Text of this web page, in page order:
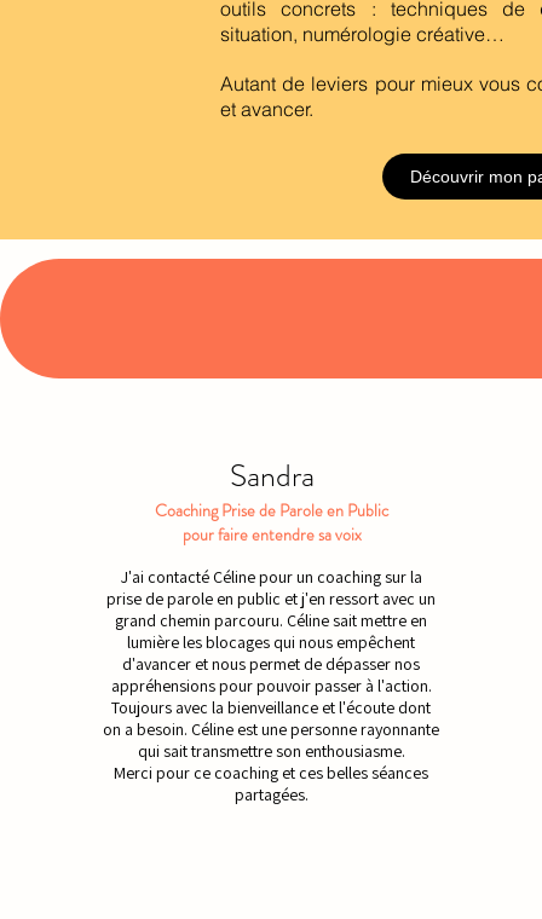
outils concrets : techniques de
situation, numérologie créative…
Autant de leviers pour mieux vous
et avancer.
Découvrir mon
Sandra
Coaching Prise de Parole en Public
pour faire entendre sa voix
J'ai contacté Céline pour un coaching sur la
prise de parole en public et j'en ressort avec un
grand chemin parcouru. Céline sait mettre en
lumière les blocages qui nous empêchent
d'avancer et nous permet de dépasser nos
appréhensions pour pouvoir passer à l'action.
Toujours avec la bienveillance et l'écoute dont
on a besoin. Céline est une personne rayonnante
qui sait transmettre son enthousiasme.
Merci pour ce coaching et ces belles séances
partagées.